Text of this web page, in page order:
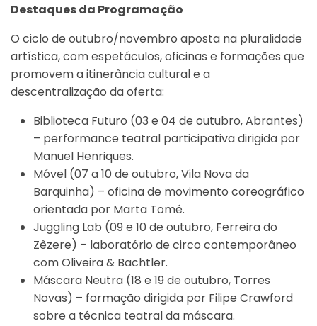
Destaques da Programação
O ciclo de outubro/novembro aposta na pluralidade
artística, com espetáculos, oficinas e formações que
promovem a itinerância cultural e a
descentralização da oferta:
Biblioteca Futuro (03 e 04 de outubro, Abrantes)
– performance teatral participativa dirigida por
Manuel Henriques.
Móvel (07 a 10 de outubro, Vila Nova da
Barquinha) – oficina de movimento coreográfico
orientada por Marta Tomé.
Juggling Lab (09 e 10 de outubro, Ferreira do
Zêzere) – laboratório de circo contemporâneo
com Oliveira & Bachtler.
Máscara Neutra (18 e 19 de outubro, Torres
Novas) – formação dirigida por Filipe Crawford
sobre a técnica teatral da máscara.